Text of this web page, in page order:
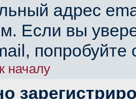
адрес
Если вы
попробуйте
началу